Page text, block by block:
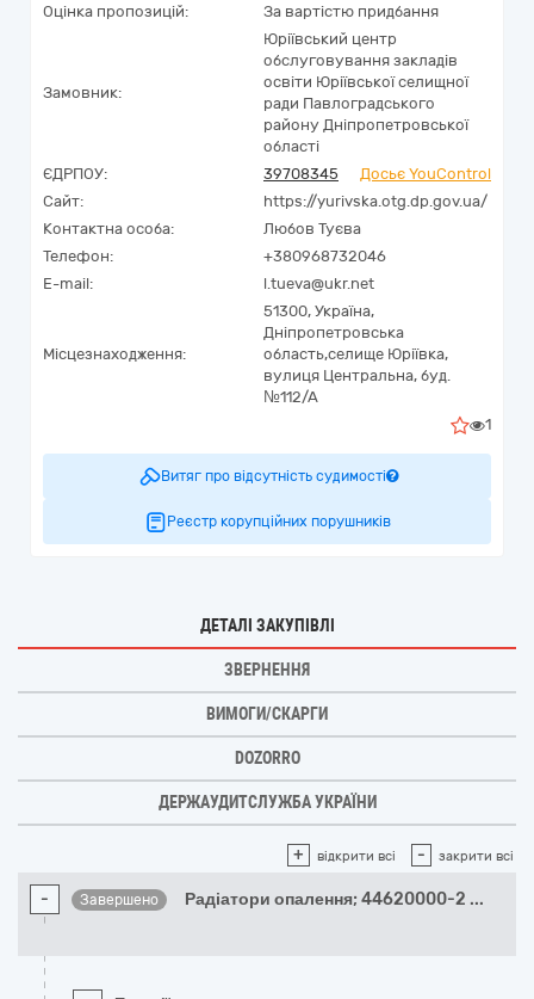
Оцінка пропозицій:
За вартістю придбання
Замовник:
Юріївський центр
обслуговування закладів
освіти Юріївської селищної
ради Павлоградського
району Дніпропетровської
області
ЄДРПОУ:
39708345
Досьє YouControl
Сайт:
https://yurivska.otg.dp.gov.ua/
Контактна особа:
Любов Туєва
Телефон:
+380968732046
E-mail:
l.tueva@ukr.net
Місцезнаходження:
51300, Україна,
Дніпропетровська
область,селище Юріївка,
вулиця Центральна, буд.
№112/А
1
Витяг про відсутність судимості
Реєстр корупційних порушників
ДЕТАЛІ ЗАКУПІВЛІ
ЗВЕРНЕННЯ
ВИМОГИ/СКАРГИ
DOZORRO
ДЕРЖАУДИТСЛУЖБА УКРАЇНИ
+ відкрити всі - закрити всі
- Завершено Радіатори опалення; 44620000-2 ...